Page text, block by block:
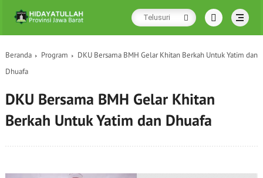
Beranda Program
DKU Bersama BMH Gelar Khitan Berkah Untuk Yatim dan
Dhuafa
DKU Bersama BMH Gelar Khitan
Berkah Untuk Yatim dan Dhuafa